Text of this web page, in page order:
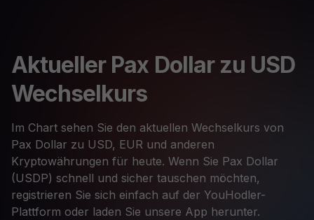
Aktueller Pax Dollar zu USD
Wechselkurs
Im Chart sehen Sie den aktuellen Wechselkurs von
Pax Dollar zu USD, EUR und anderen
Kryptowährungen für heute. Wenn Sie Pax Dollar
(USDP) schnell und sicher tauschen möchten,
registrieren Sie sich einfach auf der YouHodler-
Plattform oder laden Sie unsere App herunter.